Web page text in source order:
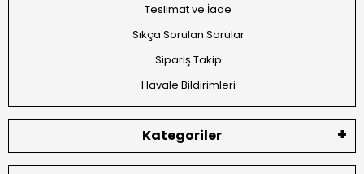
Teslimat ve İade
Sıkça Sorulan Sorular
Sipariş Takip
Havale Bildirimleri
Kategoriler